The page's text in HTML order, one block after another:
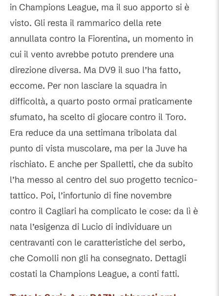
in Champions League, ma il suo apporto si è
visto. Gli resta il rammarico della rete
annullata contro la Fiorentina, un momento in
cui il vento avrebbe potuto prendere una
direzione diversa. Ma DV9 il suo l’ha fatto,
eccome. Per non lasciare la squadra in
difficoltà, a quarto posto ormai praticamente
sfumato, ha scelto di giocare contro il Toro.
Era reduce da una settimana tribolata dal
punto di vista muscolare, ma per la Juve ha
rischiato. E anche per Spalletti, che da subito
l’ha messo al centro del suo progetto tecnico-
tattico. Poi, l’infortunio di fine novembre
contro il Cagliari ha complicato le cose: da lì è
nata l’esigenza di Lucio di individuare un
centravanti con le caratteristiche del serbo,
che Comolli non gli ha consegnato. Dettagli
costati la Champions League, a conti fatti.